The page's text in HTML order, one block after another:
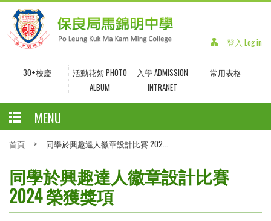
登入 Log in
30+校慶
活動花絮 PHOTO
ALBUM
入學 ADMISSION
常用表格
INTRANET
MENU
首頁 > 同學於興趣達人徽章設計比賽 202...
同學於興趣達人徽章設計比賽
2024 榮獲獎項